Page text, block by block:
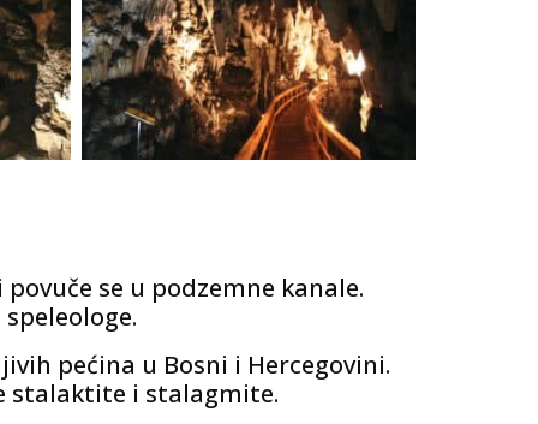
se u podzemne kanale.
pećina u Bosni i Hercegovini.
stalaktite i stalagmite.